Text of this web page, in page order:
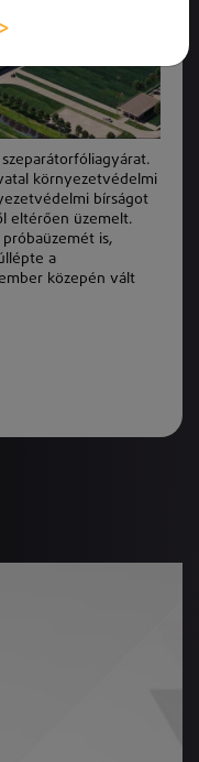
környezetvédelmi
bírságot
eltérően üzemelt.
is,
a
közepén vált